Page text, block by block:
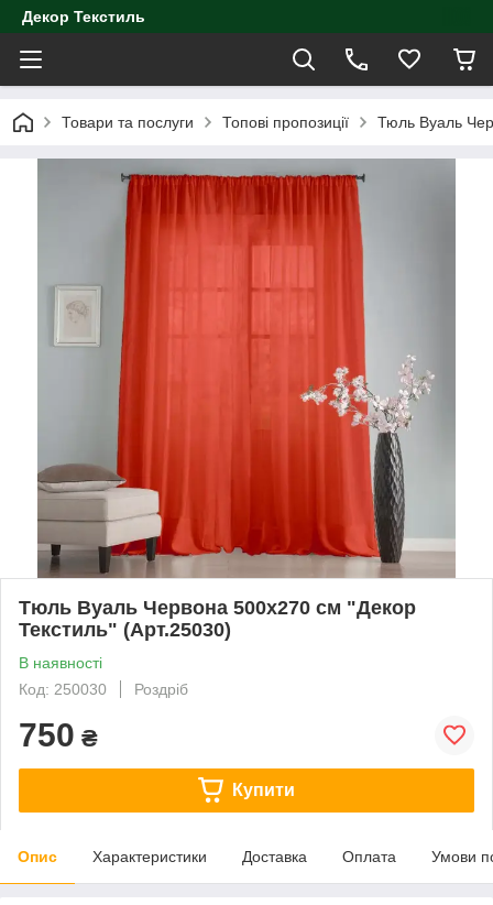
Декор Текстиль
Товари та послуги Топові пропозиції Тюль Вуаль
Тюль Вуаль Червона 500х270 см "Декор
Текстиль" (Арт.25030)
В наявності
Код: 250030
Роздріб
750 ₴
Купити
Опис Характеристики Доставка Оплата Умови